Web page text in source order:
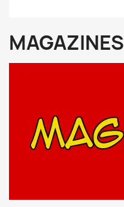
MAGAZINES